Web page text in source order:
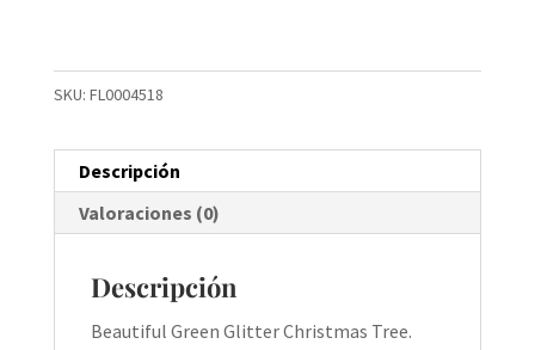
SKU: FL0004518
Descripción
Valoraciones (0)
Descripción
Beautiful Green Glitter Christmas Tree.